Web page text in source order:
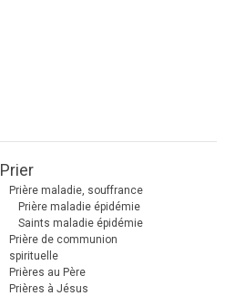
Prier
Prière maladie, souffrance
Prière maladie épidémie
Saints maladie épidémie
Prière de communion
spirituelle
Prières au Père
Prières à Jésus